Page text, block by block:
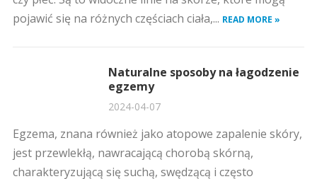
pojawić się na różnych częściach ciała,... READ MORE »
Naturalne sposoby na łagodzenie
egzemy
2024-04-07
Egzema, znana również jako atopowe zapalenie skóry,
jest przewlekłą, nawracającą chorobą skórną,
charakteryzującą się suchą, swędzącą i często